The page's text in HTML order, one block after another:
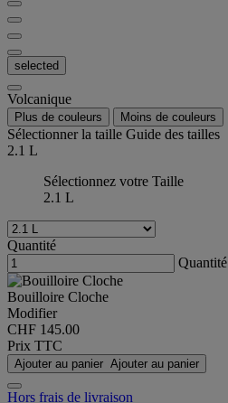
selected
Volcanique
Plus de couleurs Moins de couleurs
Sélectionner la taille Guide des tailles
2.1 L
Sélectionnez votre Taille
2.1 L
Quantité
Quantité
Bouilloire Cloche
Modifier
CHF 145.00
Prix TTC
Ajouter au panier Ajouter au panier
Hors frais de livraison